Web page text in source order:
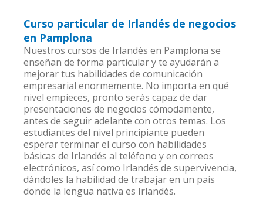
Curso particular de Irlandés de negocios
en Pamplona
Nuestros cursos de Irlandés en Pamplona se
enseñan de forma particular y te ayudarán a
mejorar tus habilidades de comunicación
empresarial enormemente. No importa en qué
nivel empieces, pronto serás capaz de dar
presentaciones de negocios cómodamente,
antes de seguir adelante con otros temas. Los
estudiantes del nivel principiante pueden
esperar terminar el curso con habilidades
básicas de Irlandés al teléfono y en correos
electrónicos, así como Irlandés de supervivencia,
dándoles la habilidad de trabajar en un país
donde la lengua nativa es Irlandés.